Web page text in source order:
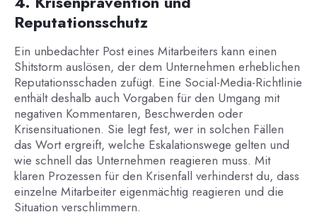
Reputationsschutz
Ein unbedachter Post eines Mitarbeiters kann einen
Shitstorm auslösen, der dem Unternehmen erheblichen
Reputationsschaden zufügt. Eine Social-Media-Richtlinie
enthält deshalb auch Vorgaben für den Umgang mit
negativen Kommentaren, Beschwerden oder
Krisensituationen. Sie legt fest, wer in solchen Fällen
das Wort ergreift, welche Eskalationswege gelten und
wie schnell das Unternehmen reagieren muss. Mit
klaren Prozessen für den Krisenfall verhinderst du, dass
einzelne Mitarbeiter eigenmächtig reagieren und die
Situation verschlimmern.